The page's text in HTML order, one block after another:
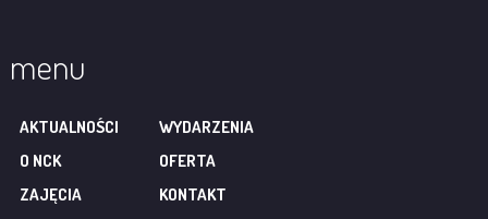
menu
AKTUALNOŚCI
WYDARZENIA
O NCK
OFERTA
ZAJĘCIA
KONTAKT